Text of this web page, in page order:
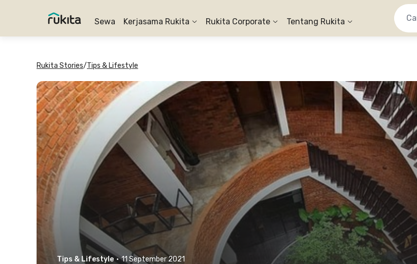
Sewa Kerjasama Rukita Rukita Corporate Tentang Rukita
Rukita Stories/Tips & Lifestyle
Tips & Lifestyle · 11 September 2021